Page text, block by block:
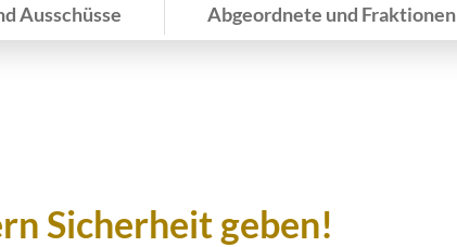
Ausschüsse Abgeordnete und Fraktionen
Sicherheit geben!